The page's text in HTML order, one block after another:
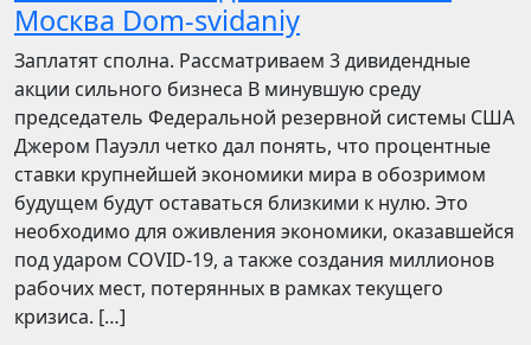
Москва Dom-svidaniy
Заплатят сполна. Рассматриваем 3 дивидендные
акции сильного бизнеса В минувшую среду
председатель Федеральной резервной системы США
Джером Пауэлл четко дал понять, что процентные
ставки крупнейшей экономики мира в обозримом
будущем будут оставаться близкими к нулю. Это
необходимо для оживления экономики, оказавшейся
под ударом COVID-19, а также создания миллионов
рабочих мест, потерянных в рамках текущего
кризиса. […]